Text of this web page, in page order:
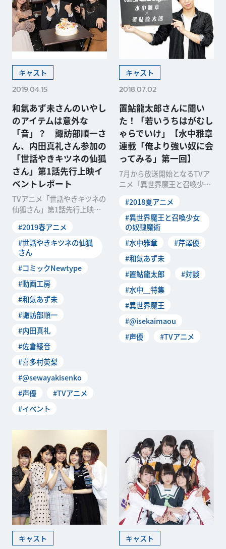
キャスト
2019.04.15
和氣あず未さんのいやし
のアイテムは意外な
「音」？ 諏訪部順一さ
ん、内田真礼さん参加の
「世話やきキツネの仙狐
さん」第1話先行上映イ
ベントレポート
TVアニメ「世話やきキツネの
仙狐さん」第1話先行上映イ
京・EJアニメ
#2019春アニメ
#世話やきキツネの仙狐
さん
#コミックNewtype
#動画工房
#和氣あず未
#諏訪部順一
#内田真礼
#佐倉綾音
#喜多村英梨
#@sewayakisenko
#声優
#TVアニメ
#イベント
キャスト
2018.07.02
置鮎龍太郎さんに聞い
た！「若いうちはがむし
ゃらでいけ」【水中雅章
連載「俺より強い奴に会
ってみる」第一回】
7月から放送開始となるTVア
ニメ「異世界魔王と召喚少女
アヴロ役を演じる若手
#2018夏アニメ
#異世界魔王と召喚少女
の奴隷魔術
#水中雅章
#芹澤優
#和氣あず未
#置鮎龍太郎
#対談
#水中＿特集
#異世界魔王
#@isekaimaou
#声優
#TVアニメ
キャスト キャスト